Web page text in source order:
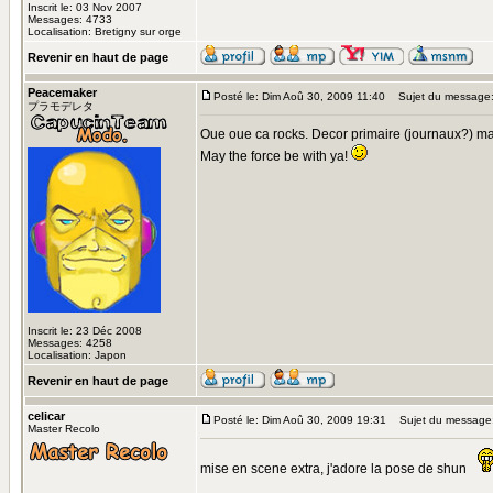
Inscrit le: 03 Nov 2007
Messages: 4733
Localisation: Bretigny sur orge
Revenir en haut de page
Peacemaker
プラモデレタ
Inscrit le: 23 Déc 2008
Messages: 4258
Localisation: Japon
Posté le: Dim Aoû 30, 2009 11:40 Sujet du message:
Oue oue ca rocks. Decor primaire (journaux?)
May the force be with ya!
Revenir en haut de page
celicar
Master Recolo
Posté le: Dim Aoû 30, 2009 19:31 Sujet du
mise en scene extra, j'adore la pose de shun